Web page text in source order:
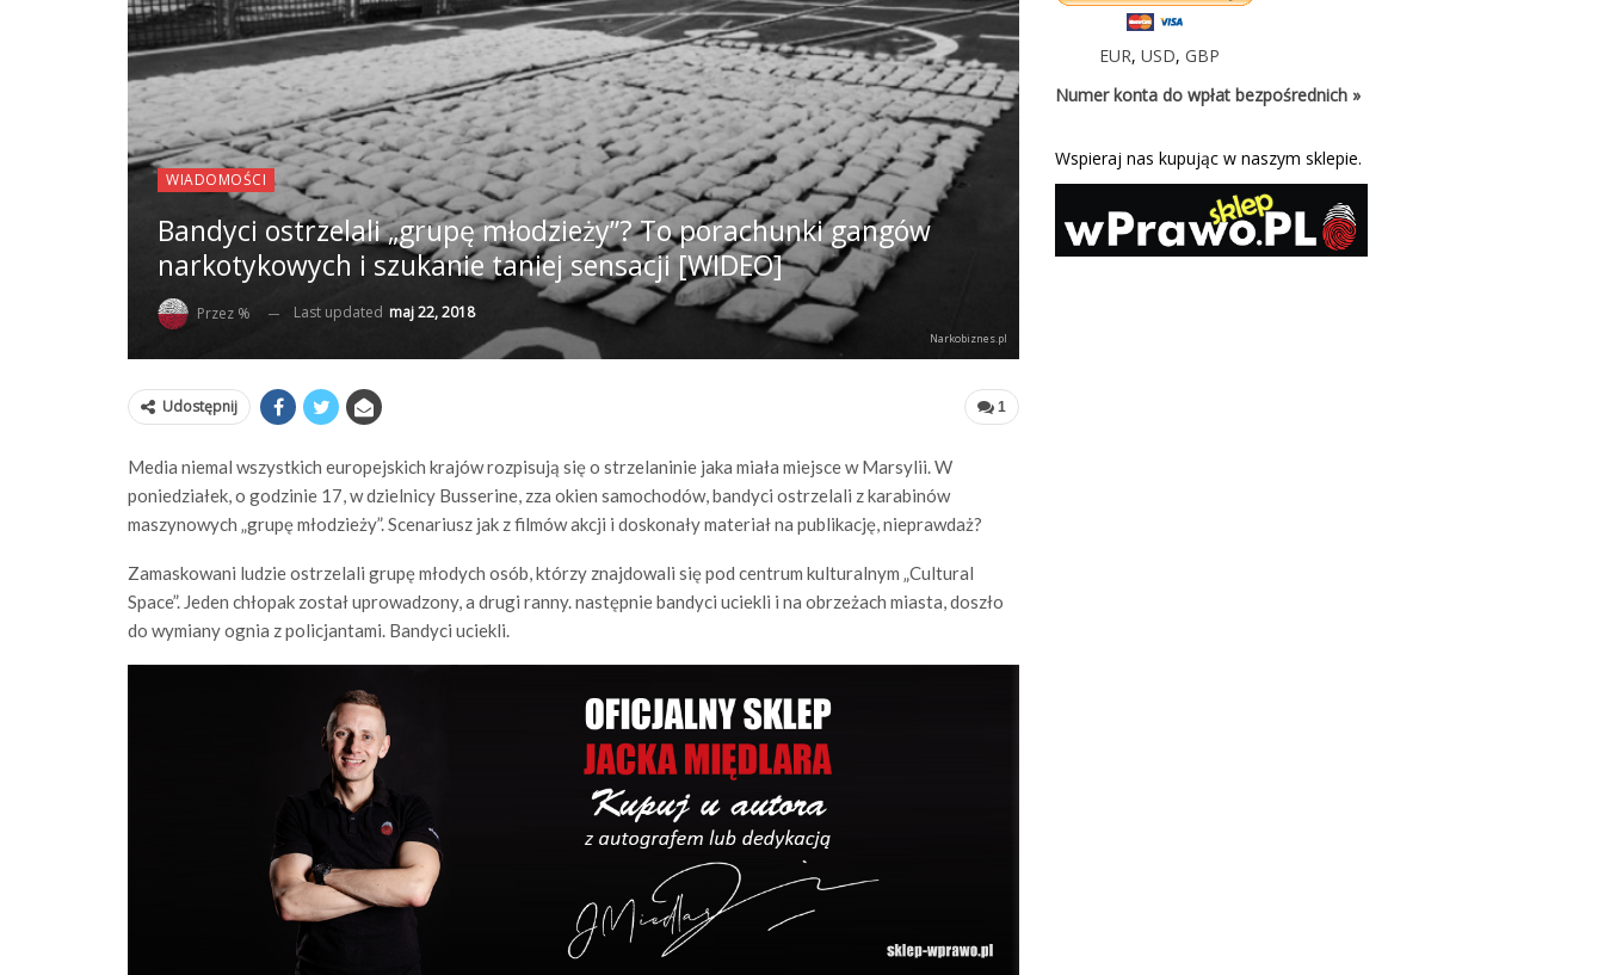
WIADOMOŚCI
Bandyci ostrzelali „grupę młodzieży”? To porachunki gangów
narkotykowych i szukanie taniej sensacji [WIDEO]
Przez % Last updated maj 22, 2018
Narkobiznes.pl
1
Udostępnij
Media niemal wszystkich europejskich krajów rozpisują się o strzelaninie jaka miała miejsce w Marsylii. W
poniedziałek, o godzinie 17, w dzielnicy Busserine, zza okien samochodów, bandyci ostrzelali z karabinów
maszynowych „grupę młodzieży”. Scenariusz jak z filmów akcji i doskonały materiał na publikację, nieprawdaż?
Zamaskowani ludzie ostrzelali grupę młodych osób, którzy znajdowali się pod centrum kulturalnym „Cultural
Space”. Jeden chłopak został uprowadzony, a drugi ranny. następnie bandyci uciekli i na obrzeżach miasta, doszło
do wymiany ognia z policjantami. Bandyci uciekli.
EUR,USD,GBP
Numer konta do wpłat bezpośrednich »
Wspieraj nas kupując w naszym sklepie.